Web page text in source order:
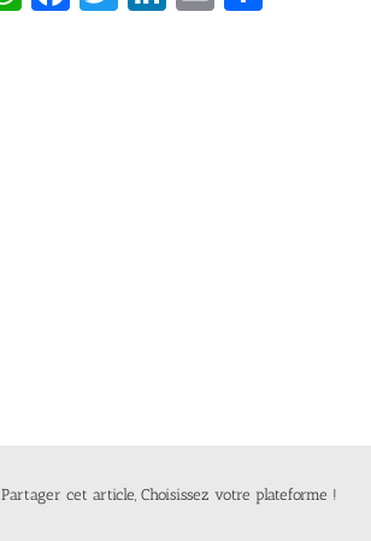
Partager cet article, Choisissez votre plateforme !